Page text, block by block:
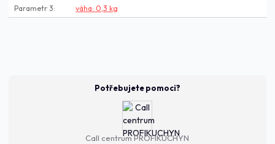
Parametr 3 váha: 0,3 kg
Potřebujete pomoci?
Call centrum PROFIKUCHYN